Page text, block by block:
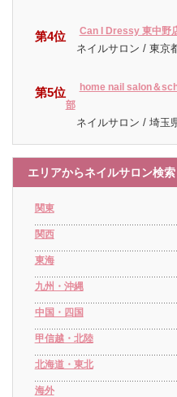
第4位 Can I Dressy 東中野
ネイルサロン / 東京
第5位
home nail salon＆
部
ネイルサロン / 埼玉
エリアからネイルサロン検索
関東
関西
東海
九州・沖縄
中国・四国
甲信越・北陸
北海道・東北
海外